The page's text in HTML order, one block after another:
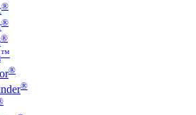
®
®
®
™
®
®